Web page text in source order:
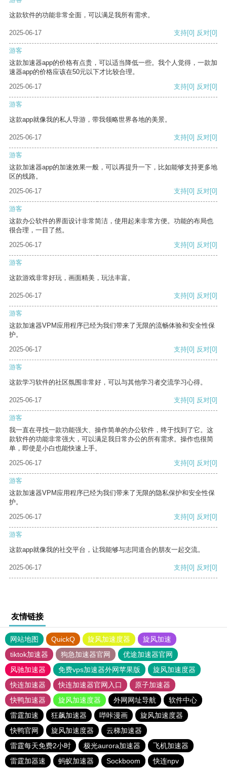
这款软件的功能非常全面，可以满足我所有需求。
2025-06-17 支持[0] 反对[0]
游客
这款加速器app的价格有点贵，可以适当降低一些。我个人觉得，一款加
速器app的价格应该在50元以下才比较合理。
2025-06-17
支持[0] 反对[0]
游客
这款app就像我的私人导游，带我领略世界各地的美景。
2025-06-17 支持[0] 反对[0]
游客
这款加速器app的加速效果一般，可以再提升一下，比如能够支持更多地
区的线路。
2025-06-17
支持[0] 反对[0]
游客
这款办公软件的界面设计非常简洁，使用起来非常方便。功能的布局也
很合理，一目了然。
2025-06-17
支持[0] 反对[0]
游客
这款游戏非常好玩，画面精美，玩法丰富。
2025-06-17 支持[0] 反对[0]
游客
这款加速器VPM应用程序已经为我们带来了无限的流畅体验和安全性保
护。
2025-06-17
支持[0] 反对[0]
游客
这款学习软件的社区氛围非常好，可以与其他学习者交流学习心得。
2025-06-17 支持[0] 反对[0]
游客
我一直在寻找一款功能强大、操作简单的办公软件，终于找到了它。这
款软件的功能非常强大，可以满足我日常办公的所有需求。操作也很简
单，即使是小白也能快速上手。
2025-06-17
支持[0] 反对[0]
游客
这款加速器VPM应用程序已经为我们带来了无限的隐私保护和安全性保
护。
2025-06-17
支持[0] 反对[0]
游客
这款app就像我的社交平台，让我能够与志同道合的朋友一起交流。
2025-06-17 支持[0] 反对[0]
友情链接
网站地图 QuickQ 旋风加速度器
旋风加速
tiktok加速器
狗急加速器官网
优途加速器官网
风驰加速器
免费vps加速器外网苹果版
旋风加速度器
快连加速器
快连加速器官网入口
原子加速器
快鸭加速器
旋风加速度器 外网网址导航
软件中心
雷霆加速
狂飙加速器 哔咔漫画
旋风加速度器
快鸭官网
旋风加速度器
云梯加速器
雷霆每天免费2小时
极光aurora加速器
飞机加速器
雷霆加器速
蚂蚁加速器 Sockboom 快连npv